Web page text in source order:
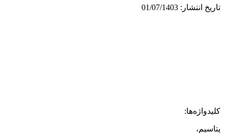
تاریخ انتشار: 01/07/1403
کلیدواژه‌ها:
پتاسیم،